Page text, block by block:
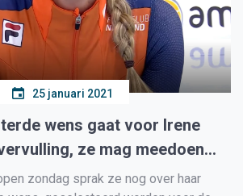
25 januari 2021
wens gaat voor Irene
ze mag meedoen
zondag sprak ze nog over haar